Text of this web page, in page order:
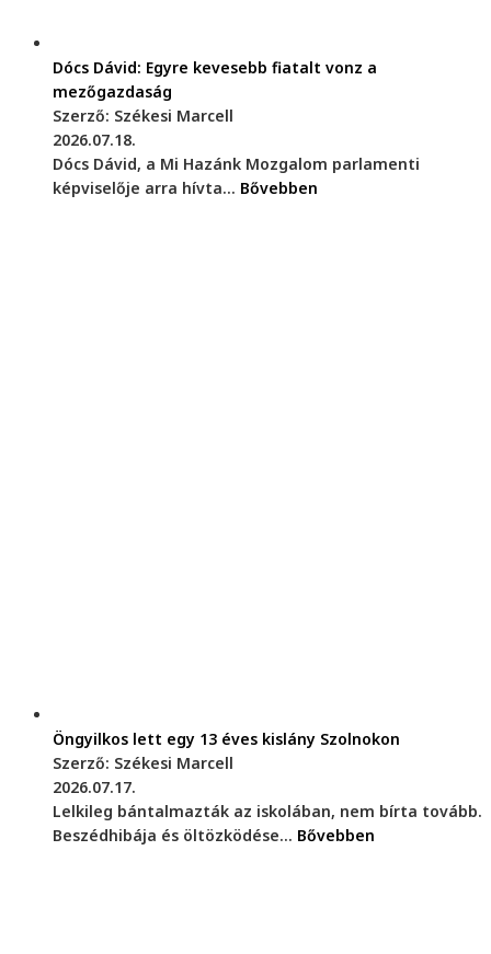
Dócs Dávid: Egyre kevesebb fiatalt vonz a
mezőgazdaság
Szerző: Székesi Marcell
2026.07.18.
Dócs Dávid, a Mi Hazánk Mozgalom parlamenti
képviselője arra hívta... Bővebben
Öngyilkos lett egy 13 éves kislány Szolnokon
Szerző: Székesi Marcell
2026.07.17.
Lelkileg bántalmazták az iskolában, nem bírta tovább.
Beszédhibája és öltözködése... Bővebben